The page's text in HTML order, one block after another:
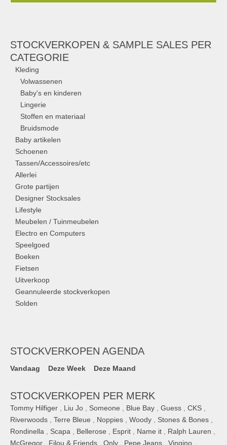
STOCKVERKOPEN & SAMPLE SALES PER
CATEGORIE
Kleding
Volwassenen
Baby's en kinderen
Lingerie
Stoffen en materiaal
Bruidsmode
Baby artikelen
Schoenen
Tassen/Accessoires/etc
Allerlei
Grote partijen
Designer Stocksales
Lifestyle
Meubelen / Tuinmeubelen
Electro en Computers
Speelgoed
Boeken
Fietsen
Uitverkoop
Geannuleerde stockverkopen
Solden
STOCKVERKOPEN AGENDA
Vandaag Deze Week Deze Maand
STOCKVERKOPEN PER MERK
Tommy Hilfiger Liu Jo Someone Blue Bay Guess CKS
Riverwoods
Terre Bleue Noppies Woody Stones & Bones
Rondinella
Scapa Bellerose Esprit Name it Ralph Lauren
McGregor
Filou & Friends Only Pepe Jeans Vingino